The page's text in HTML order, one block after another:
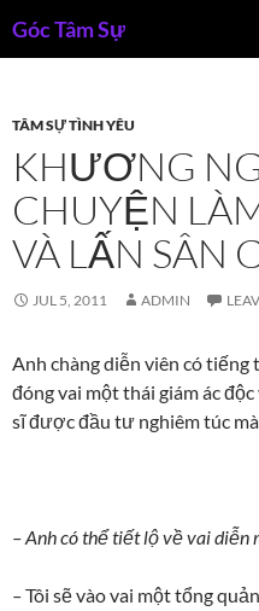
toGóc Tâm Sự
TÂM SỰ TÌNH YÊU
KHƯƠNG
CHUYỆN
VÀ LẤN SÂN
JUL 5, 2011 ADMIN
Anh chàng diễn viên có
đóng vai một thái giám ác
sĩ được đầu tư nghiêm túc
– Anh có thể tiết lộ về vai diễn
–Tôi sẽ vào vai một tổng